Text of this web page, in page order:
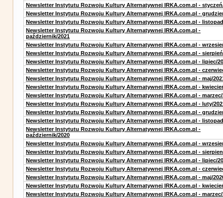
Newsletter Instytutu Rozwoju Kultury Alternatywnej IRKA.com.pl -
Newsletter Instytutu Rozwoju Kultury Alternatywnej IRKA.com.pl -
Newsletter Instytutu Rozwoju Kultury Alternatywnej IRKA.com.pl -
Newsletter Instytutu Rozwoju Kultury Alternatywnej IRKA.com.pl -
październik/2021
Newsletter Instytutu Rozwoju Kultury Alternatywnej IRKA.com.pl -
Newsletter Instytutu Rozwoju Kultury Alternatywnej IRKA.com.pl -
Newsletter Instytutu Rozwoju Kultury Alternatywnej IRKA.com.pl - lipiec/
Newsletter Instytutu Rozwoju Kultury Alternatywnej IRKA.com.pl -
Newsletter Instytutu Rozwoju Kultury Alternatywnej IRKA.com.pl - maj/
Newsletter Instytutu Rozwoju Kultury Alternatywnej IRKA.com.pl -
Newsletter Instytutu Rozwoju Kultury Alternatywnej IRKA.com.pl - marzec/
Newsletter Instytutu Rozwoju Kultury Alternatywnej IRKA.com.pl - luty/
Newsletter Instytutu Rozwoju Kultury Alternatywnej IRKA.com.pl -
Newsletter Instytutu Rozwoju Kultury Alternatywnej IRKA.com.pl -
Newsletter Instytutu Rozwoju Kultury Alternatywnej IRKA.com.pl -
październik/2020
Newsletter Instytutu Rozwoju Kultury Alternatywnej IRKA.com.pl -
Newsletter Instytutu Rozwoju Kultury Alternatywnej IRKA.com.pl -
Newsletter Instytutu Rozwoju Kultury Alternatywnej IRKA.com.pl - lipiec/
Newsletter Instytutu Rozwoju Kultury Alternatywnej IRKA.com.pl -
Newsletter Instytutu Rozwoju Kultury Alternatywnej IRKA.com.pl - maj/
Newsletter Instytutu Rozwoju Kultury Alternatywnej IRKA.com.pl -
Newsletter Instytutu Rozwoju Kultury Alternatywnej IRKA.com.pl - marzec/